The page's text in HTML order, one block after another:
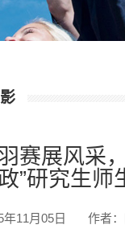
赛展风采
”研究生师
年11月05日 作者